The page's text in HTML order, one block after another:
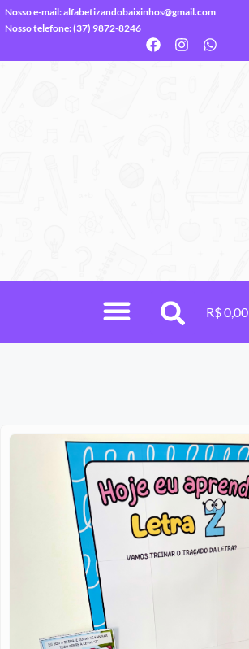
Nosso e-mail:alfabetizandobaixinhos@gmail.com
Nosso telefone: (37) 9872-8246
R$0,00